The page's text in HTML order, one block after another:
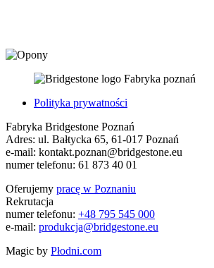
Fabryka poznań
Polityka prywatności
Fabryka Bridgestone Poznań
Adres: ul. Bałtycka 65, 61-017 Poznań
e-mail: kontakt.poznan@bridgestone.eu
numer telefonu: 61 873 40 01
Oferujemy pracę w Poznaniu
Rekrutacja
numer telefonu: +48 795 545 000
e-mail: produkcja@bridgestone.eu
Magic by Płodni.com